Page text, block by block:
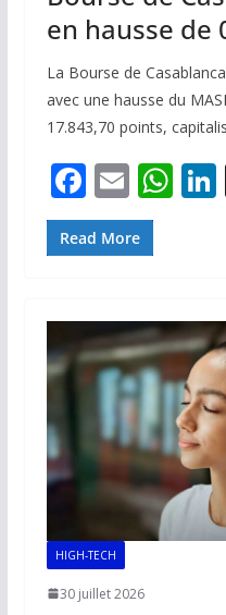
en hausse de
La Bourse de
avec une hausse du
17.843,70 points,
F
ac
e
o
o
k
E
m
ai
W
A
p
p
Read More
HIGH-TECH
30 juillet 2026